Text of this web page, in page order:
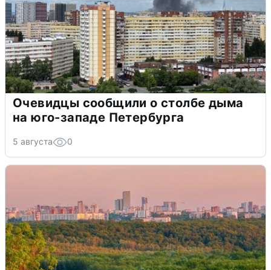
Очевидцы сообщили о столбе дыма
на юго-западе Петербурга
5 августа 0